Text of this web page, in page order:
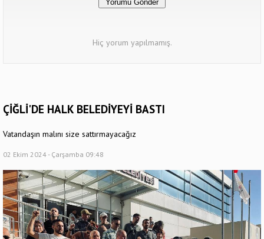
Hiç yorum yapılmamış.
ÇİĞLİ'DE HALK BELEDİYEYİ BASTI
Vatandaşın malını size sattırmayacağız
02 Ekim 2024 - Çarşamba 09:48